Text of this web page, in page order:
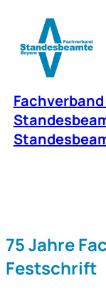
springen
75 Jahre
Festschrift